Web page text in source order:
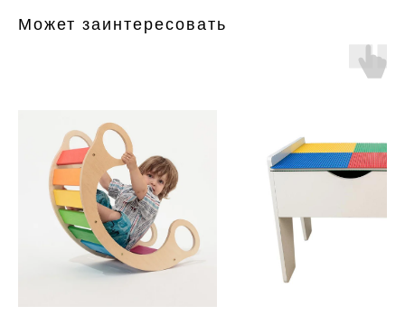
Может заинтересовать